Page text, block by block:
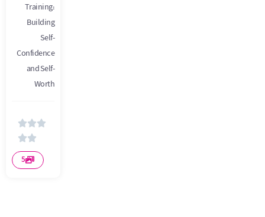
Training:
Building
Self-
Confidence
and Self-
Worth


5